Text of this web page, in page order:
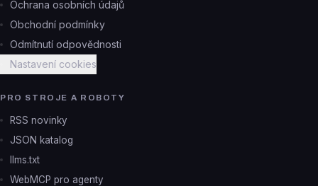
Ochrana osobních údajů
Obchodní podmínky
Odmítnutí odpovědnosti
Nastavení cookies
PRO STROJE A ROBOTY
RSS novinky
JSON katalog
llms.txt
WebMCP pro agenty